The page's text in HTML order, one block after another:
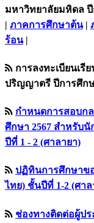
มหาวิทยาลัยมหิดล ปี
| ภาคการศึกษาต้น|
ร้อน|
การลงทะเบียนเ
ปริญญาตรี ปีการศึกษ
กำหนดการสอบก
ศึกษา 2567 สำหรับ
ปีที่ 1 - 2 (ศาลายา)
ปฏิทินการศึกษาข
ไทย) ชั้นปีที่ 1-2 (ศา
ช่องทางติดต่อผู้ปร